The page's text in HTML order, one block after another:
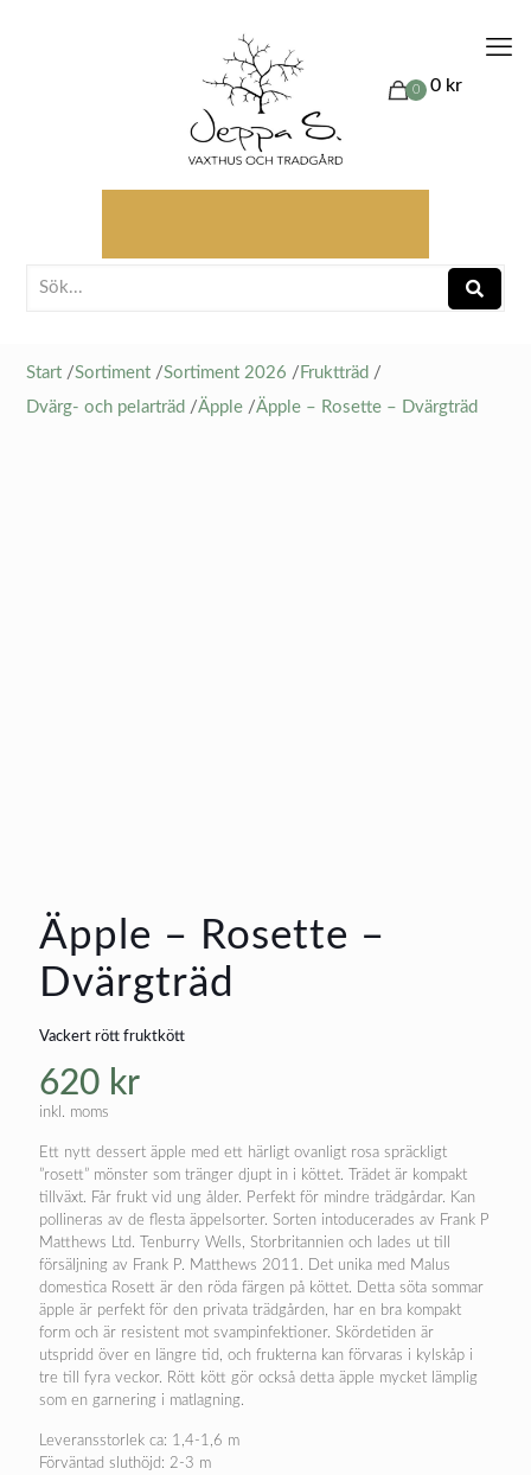
0 0 kr
Start /Sortiment /Sortiment 2026 / Fruktträd /
Dvärg- och pelarträd /Äpple /Äpple – Rosette – Dvärgträd
Äpple – Rosette –
Dvärgträd
Vackert rött fruktkött
620 kr
inkl. moms
Ett nytt dessert äpple med ett härligt ovanligt rosa spräckligt
”rosett” mönster som tränger djupt in i köttet. Trädet är kompakt
tillväxt. Får frukt vid ung ålder. Perfekt för mindre trädgårdar. Kan
pollineras av de flesta äppelsorter. Sorten intoducerades av Frank P
Matthews Ltd. Tenburry Wells, Storbritannien och lades ut till
försäljning av Frank P. Matthews 2011. Det unika med Malus
domestica Rosett är den röda färgen på köttet. Detta söta sommar
äpple är perfekt för den privata trädgården, har en bra kompakt
form och är resistent mot svampinfektioner. Skördetiden är
utspridd över en längre tid, och frukterna kan förvaras i kylskåp i
tre till fyra veckor. Rött kött gör också detta äpple mycket lämplig
som en garnering i matlagning.
Leveransstorlek ca: 1,4-1,6 m
Förväntad sluthöjd: 2-3 m